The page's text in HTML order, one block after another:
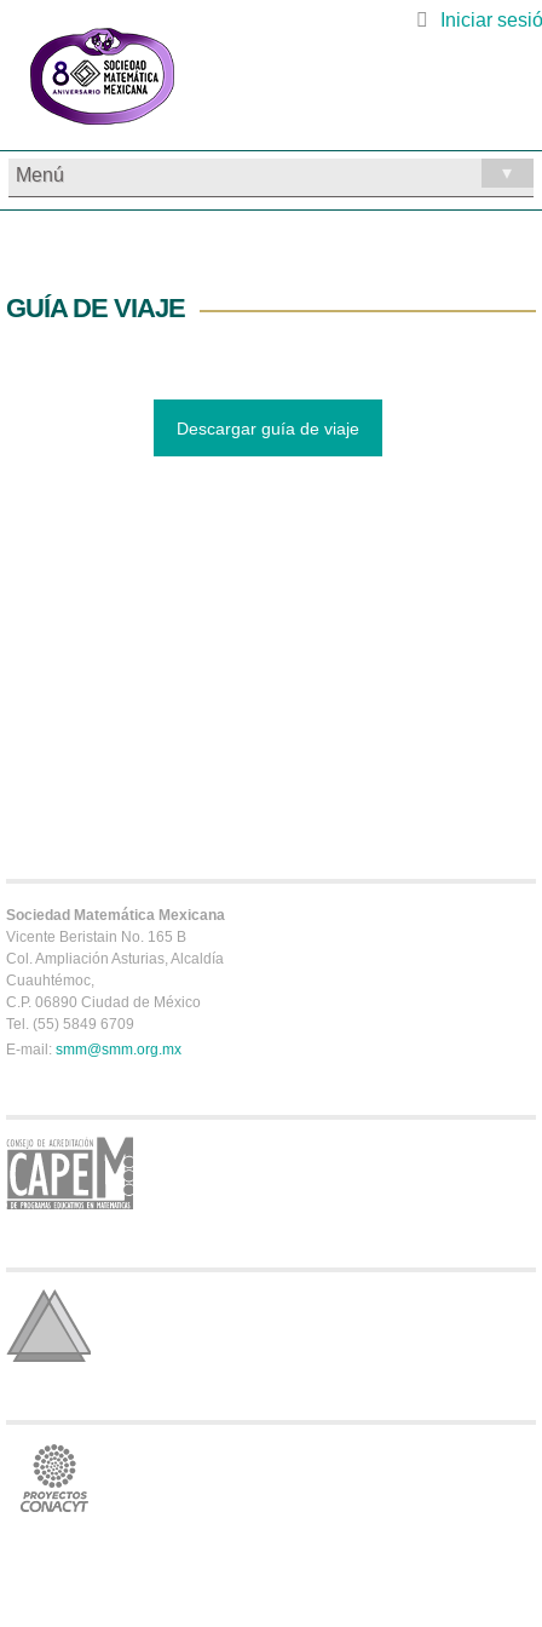
Iniciar
Menú ▾
GUÍA DE VIAJE
Descargar guía de viaje
Sociedad Matemática Mexicana
Vicente Beristain No. 165 B
Col. Ampliación Asturias, Alcaldía
Cuauhtémoc,
C.P. 06890 Ciudad de México
Tel. (55) 5849 6709
E-mail: smm@smm.org.mx